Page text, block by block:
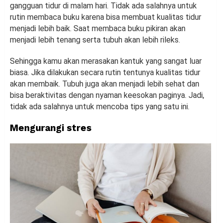
gangguan tidur di malam hari. Tidak ada salahnya untuk
rutin membaca buku karena bisa membuat kualitas tidur
menjadi lebih baik. Saat membaca buku pikiran akan
menjadi lebih tenang serta tubuh akan lebih rileks.
Sehingga kamu akan merasakan kantuk yang sangat luar
biasa. Jika dilakukan secara rutin tentunya kualitas tidur
akan membaik. Tubuh juga akan menjadi lebih sehat dan
bisa beraktivitas dengan nyaman keesokan paginya. Jadi,
tidak ada salahnya untuk mencoba tips yang satu ini.
Mengurangi stres